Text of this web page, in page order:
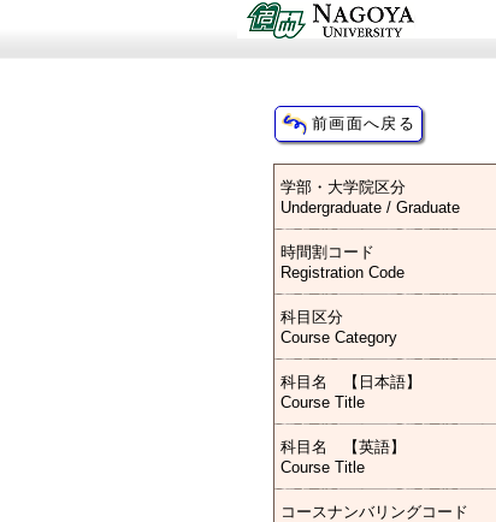
学部・大学院区分
Undergraduate / Graduate
時間割コード
Registration Code
科目区分
Course Category
科目名 【日本語】
Course Title
科目名 【英語】
Course Title
コースナンバリングコード